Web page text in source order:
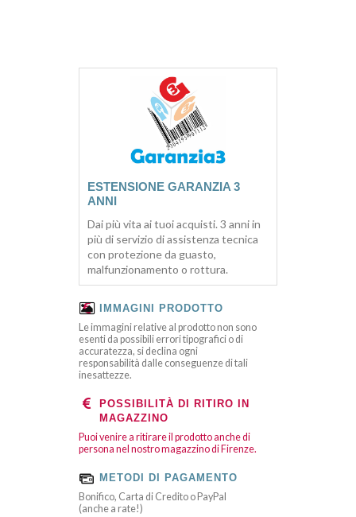
ESTENSIONE GARANZIA 3
ANNI
Dai più vita ai tuoi acquisti. 3 anni in
più di servizio di assistenza tecnica
con protezione da guasto,
malfunzionamento o rottura.
IMMAGINI PRODOTTO
Le immagini relative al prodotto non sono
esenti da possibili errori tipografici o di
accuratezza, si declina ogni
responsabilità dalle conseguenze di tali
inesattezze.
POSSIBILITÀ DI RITIRO IN
MAGAZZINO
Puoi venire a ritirare il prodotto anche di
persona nel nostro magazzino di Firenze.
METODI DI PAGAMENTO
Bonifico, Carta di Credito o PayPal
(anche a rate!)